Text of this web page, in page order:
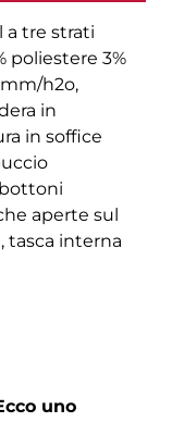
tre strati
poliestere 3%
h2o,
in
in soffice
aperte sul
tasca interna
uno